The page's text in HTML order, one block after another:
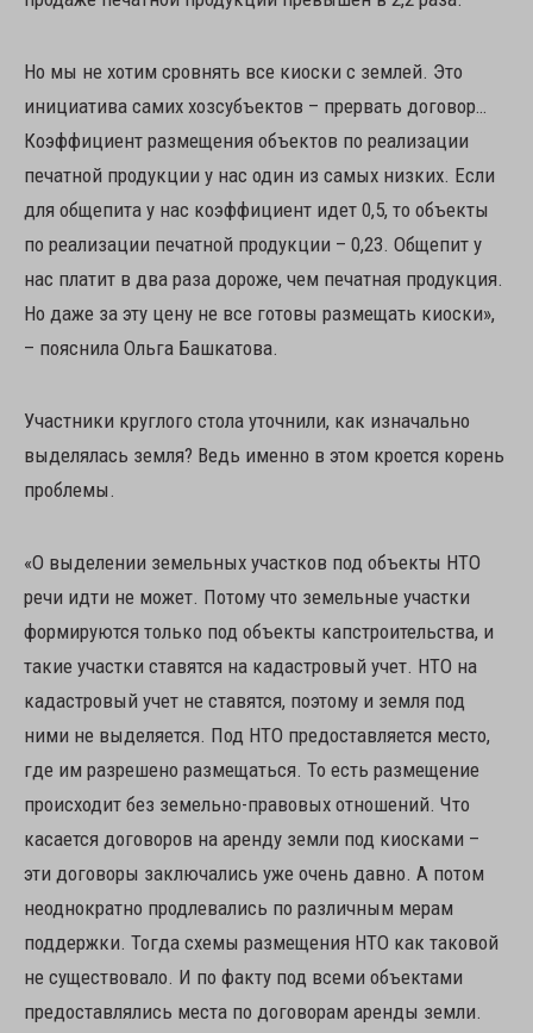
Но мы не хотим сровнять все киоски с землей. Это
инициатива самих хозсубъектов – прервать договор…
Коэффициент размещения объектов по реализации
печатной продукции у нас один из самых низких. Если
для общепита у нас коэффициент идет 0,5, то объекты
по реализации печатной продукции – 0,23. Общепит у
нас платит в два раза дороже, чем печатная продукция.
Но даже за эту цену не все готовы размещать киоски»,
– пояснила Ольга Башкатова.
Участники круглого стола уточнили, как изначально
выделялась земля? Ведь именно в этом кроется корень
проблемы.
«О выделении земельных участков под объекты НТО
речи идти не может. Потому что земельные участки
формируются только под объекты капстроительства, и
такие участки ставятся на кадастровый учет. НТО на
кадастровый учет не ставятся, поэтому и земля под
ними не выделяется. Под НТО предоставляется место,
где им разрешено размещаться. То есть размещение
происходит без земельно-правовых отношений. Что
касается договоров на аренду земли под киосками –
эти договоры заключались уже очень давно. А потом
неоднократно продлевались по различным мерам
поддержки. Тогда схемы размещения НТО как таковой
не существовало. И по факту под всеми объектами
предоставлялись места по договорам аренды земли.